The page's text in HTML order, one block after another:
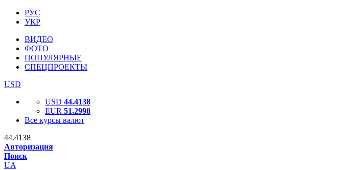
РУС
УКР
ВИДЕО
ФОТО
ПОПУЛЯРНЫЕ
СПЕЦПРОЕКТЫ
USD
USD 44.4138
EUR 51.2998
Все курсы валют
44.4138
Авторизация
Поиск
UA